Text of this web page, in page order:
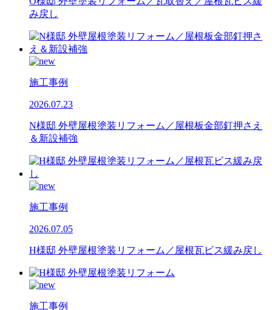
み戻し
施工事例
2026.07.23
N様邸 外壁屋根塗装リフォーム／屋根板金部釘押さえ
＆新設補強
施工事例
2026.07.05
H様邸 外壁屋根塗装リフォーム／屋根瓦ビス緩み戻し
施工事例